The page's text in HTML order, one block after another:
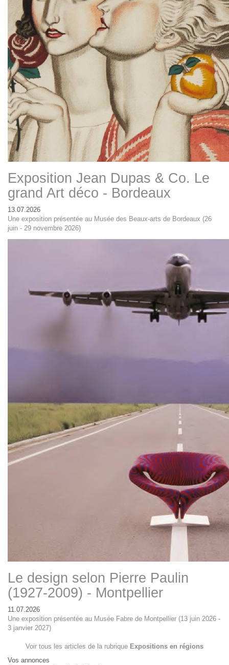
Exposition Jean Dupas & Co. Le
grand Art déco - Bordeaux
13.07.2026
Une exposition présentée au Musée des Beaux-arts de Bordeaux (26
juin - 29 novembre 2026)
Le design selon Pierre Paulin
(1927-2009) - Montpellier
11.07.2026
Une exposition présentée au Musée Fabre de Montpellier (13 juin 2026 -
3 janvier 2027)
Voir tous les articles de la rubrique Expositions en régions
Vos annonces